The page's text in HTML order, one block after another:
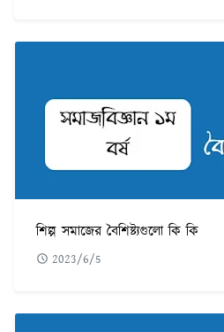
শিল্প সমাজের বৈশিষ্ট্যগুলো কি কি
2023/6/5